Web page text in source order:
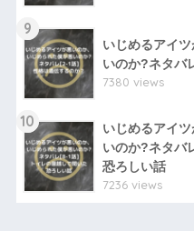
9
いじめるアイ
いのか?ネタバ
7380 views
10
いじめるアイ
いのか?ネタバ
恐ろしい話
7236 views